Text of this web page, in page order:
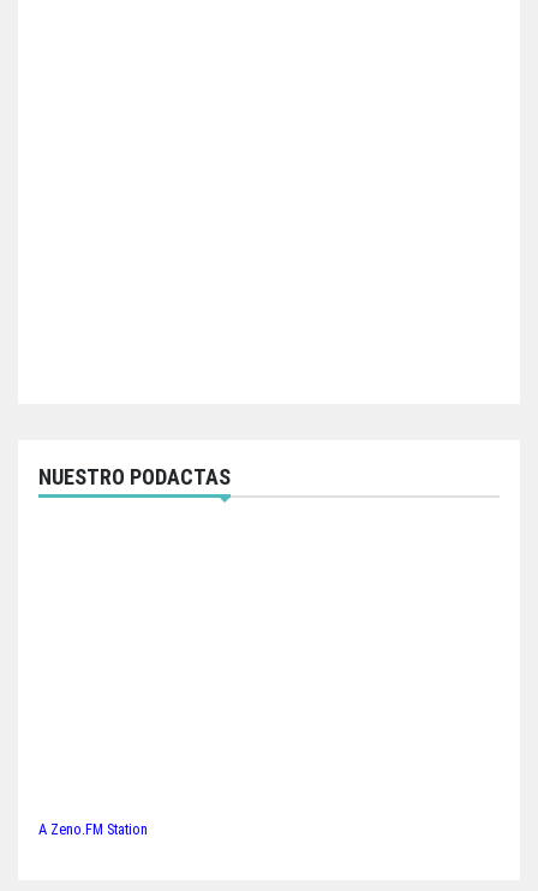
NUESTRO PODACTAS
A Zeno.FM Station